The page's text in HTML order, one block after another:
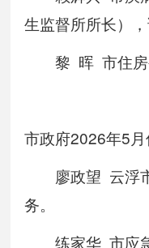
生监督所所长）
黎 晖 市住房
市政府2026年5月
廖政望 云浮市
务。
练家华 市应急